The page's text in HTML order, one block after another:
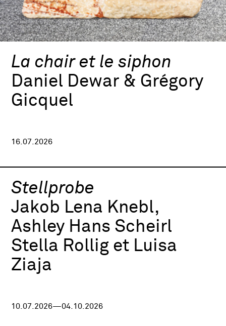
La chair et le siphon
Daniel Dewar & Grégory
Gicquel
16.07.2026
Stellprobe
Jakob Lena Knebl,
Ashley Hans Scheirl
Stella Rollig et Luisa
Ziaja
10.07.2026—04.10.2026